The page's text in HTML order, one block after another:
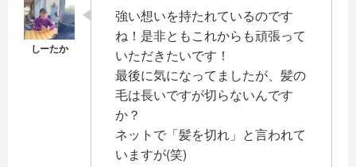
強い想いを持たれているのです
ね！是非ともこれからも頑張って
いただきたいです！
最後に気になってましたが、髪の
毛は長いですが切らないんです
か？
ネットで「髪を切れ」と言われて
いますが(笑)